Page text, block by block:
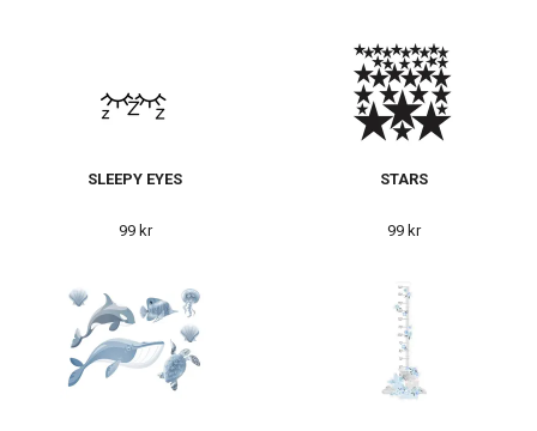
SLEEPY EYES
99 kr
STARS
99 kr